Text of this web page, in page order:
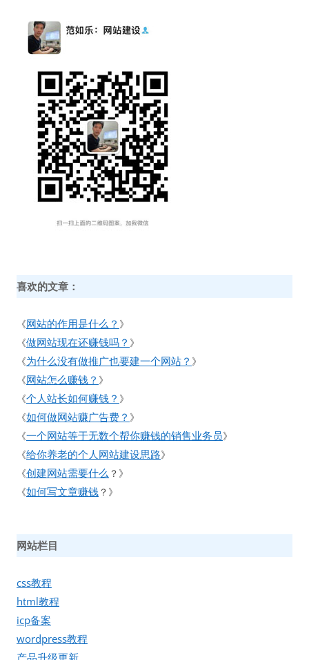
喜欢的文章：
《网站的作用是什么？ 》
《做网站现在还赚钱吗？ 》
《为什么没有做推广也要建一个网站？ 》
《网站怎么赚钱？ 》
《个人站长如何赚钱？ 》
《如何做网站赚广告费？ 》
《一个网站等于无数个帮你赚钱的销售业务员》
《给你养老的个人网站建设思路》
《创建网站需要什么 ？》
《如何写文章赚钱 ？》
网站栏目
css教程
html教程
icp备案
wordpress教程